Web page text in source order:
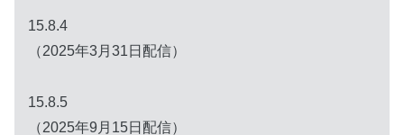
15.8.4
（2025年3月31日配信）
15.8.5
（2025年9月15日配信）